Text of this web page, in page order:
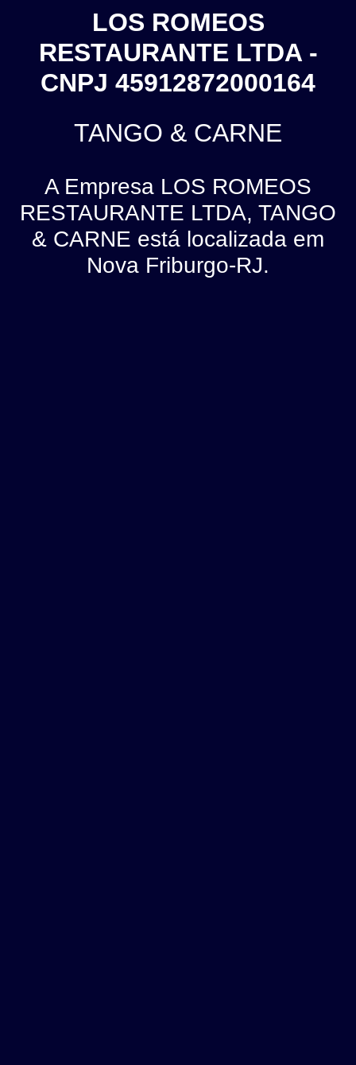
LOS ROMEOS
RESTAURANTE LTDA -
CNPJ 45912872000164
TANGO & CARNE
A Empresa LOS ROMEOS
RESTAURANTE LTDA, TANGO
& CARNE está localizada em
Nova Friburgo-RJ.